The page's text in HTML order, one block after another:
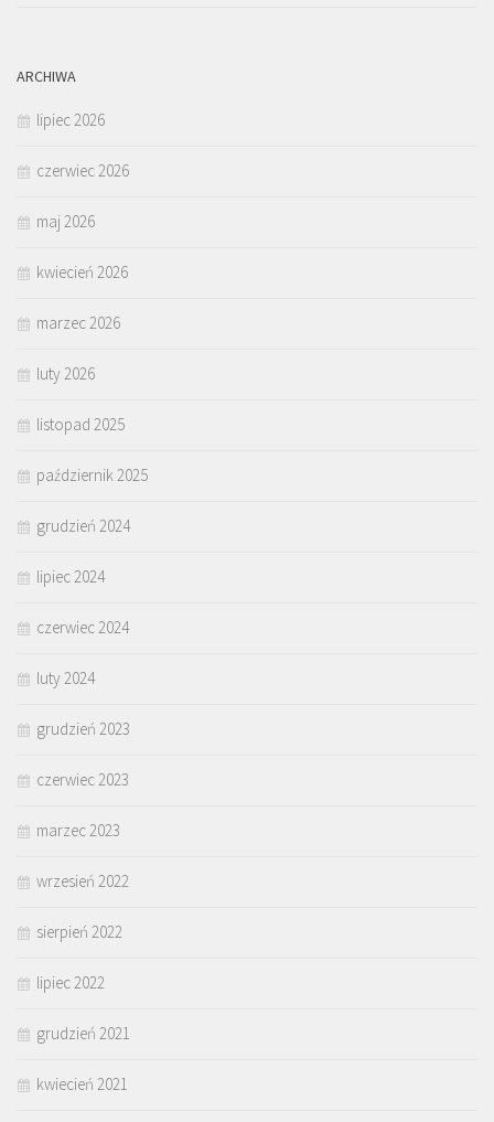
ARCHIWA
lipiec 2026
czerwiec 2026
maj 2026
kwiecień 2026
marzec 2026
luty 2026
listopad 2025
październik 2025
grudzień 2024
lipiec 2024
czerwiec 2024
luty 2024
grudzień 2023
czerwiec 2023
marzec 2023
wrzesień 2022
sierpień 2022
lipiec 2022
grudzień 2021
kwiecień 2021